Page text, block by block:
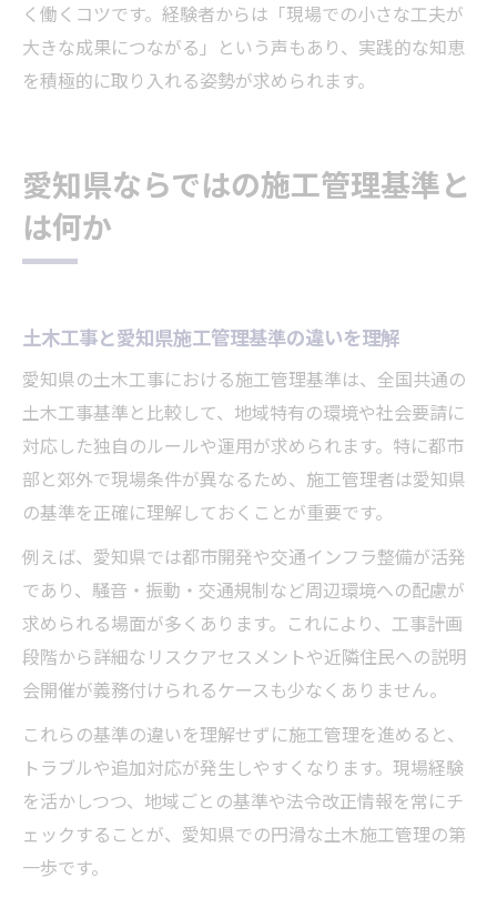
く働くコツです。経験者からは「現場での小さな工夫が
大きな成果につながる」という声もあり、実践的な知恵
を積極的に取り入れる姿勢が求められます。
愛知県ならではの施工管理基準と
は何か
土木工事と愛知県施工管理基準の違いを理解
愛知県の土木工事における施工管理基準は、全国共通の
土木工事基準と比較して、地域特有の環境や社会要請に
対応した独自のルールや運用が求められます。特に都市
部と郊外で現場条件が異なるため、施工管理者は愛知県
の基準を正確に理解しておくことが重要です。
例えば、愛知県では都市開発や交通インフラ整備が活発
であり、騒音・振動・交通規制など周辺環境への配慮が
求められる場面が多くあります。これにより、工事計画
段階から詳細なリスクアセスメントや近隣住民への説明
会開催が義務付けられるケースも少なくありません。
これらの基準の違いを理解せずに施工管理を進めると、
トラブルや追加対応が発生しやすくなります。現場経験
を活かしつつ、地域ごとの基準や法令改正情報を常にチ
ェックすることが、愛知県での円滑な土木施工管理の第
一歩です。